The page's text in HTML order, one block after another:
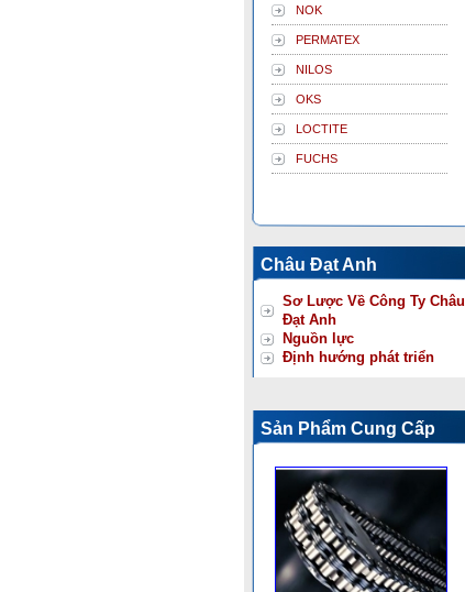
NOK
PERMATEX
NILOS
OKS
LOCTITE
FUCHS
Châu Đạt Anh
Sơ Lược Về Công Ty Châu
Đạt Anh
Nguồn lực
Định hướng phát triển
Sản Phẩm Cung Cấp